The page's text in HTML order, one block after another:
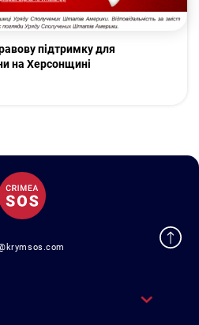
підтримку для
на Херсонщині